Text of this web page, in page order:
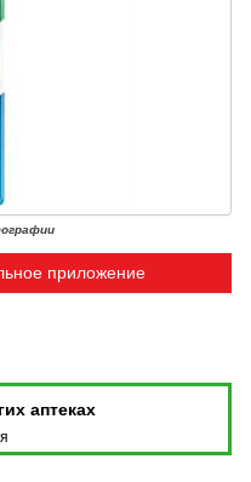
приложение
аптеках